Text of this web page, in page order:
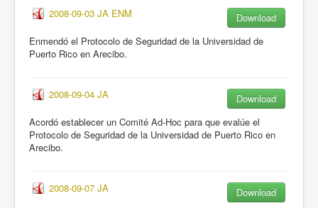
2008-09-03 JA ENM
Download
Enmendó el Protocolo de Seguridad de la Universidad de
Puerto Rico en Arecibo.
2008-09-04 JA
Download
Acordó establecer un Comité Ad-Hoc para que evalúe el
Protocolo de Seguridad de la Universidad de Puerto Rico en
Arecibo.
2008-09-07 JA
Download